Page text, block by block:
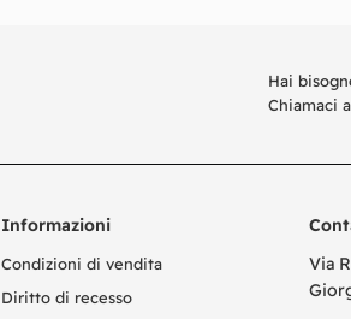
Hai
Chiamaci
Informazioni
Condizioni di vendita
Diritto di recesso
Via